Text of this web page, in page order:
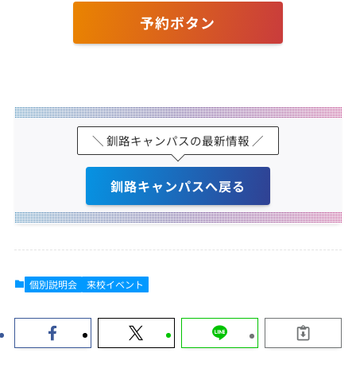
予約ボタン
＼ 釧路キャンパスの最新情報 ／
釧路キャンパスへ戻る
個別説明会 来校イベント